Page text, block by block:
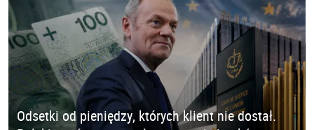
Odsetki od pieniędzy, których klient nie dostał.